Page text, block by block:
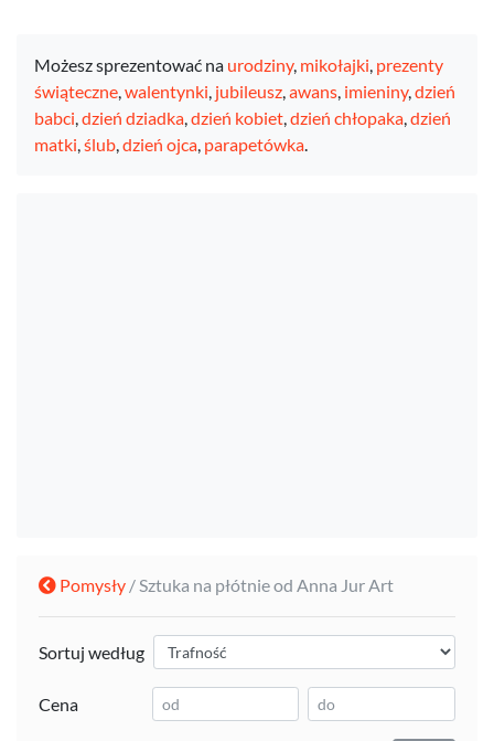
Możesz sprezentować na urodziny, mikołajki, prezenty
świąteczne,walentynki, jubileusz,awans, imieniny,dzień
babci,dzień dziadka,dzień kobiet,dzień chłopaka,dzień
matki,ślub,dzień ojca, parapetówka.
Pomysły / Sztuka na płótnie od Anna Jur Art
Sortuj według
Cena